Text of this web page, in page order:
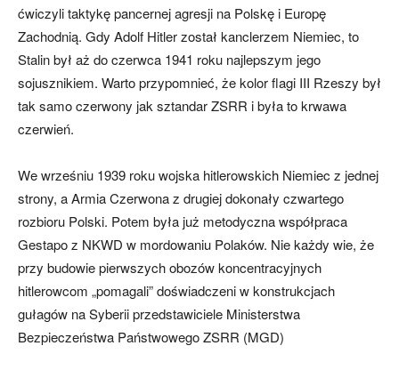
ćwiczyli taktykę pancernej agresji na Polskę i Europę
Zachodnią. Gdy Adolf Hitler został kanclerzem Niemiec, to
Stalin był aż do czerwca 1941 roku najlepszym jego
sojusznikiem. Warto przypomnieć, że kolor flagi III Rzeszy był
tak samo czerwony jak sztandar ZSRR i była to krwawa
czerwień.
We wrześniu 1939 roku wojska hitlerowskich Niemiec z jednej
strony, a Armia Czerwona z drugiej dokonały czwartego
rozbioru Polski. Potem była już metodyczna współpraca
Gestapo z NKWD w mordowaniu Polaków. Nie każdy wie, że
przy budowie pierwszych obozów koncentracyjnych
hitlerowcom „pomagali” doświadczeni w konstrukcjach
gułagów na Syberii przedstawiciele Ministerstwa
Bezpieczeństwa Państwowego ZSRR (MGD)